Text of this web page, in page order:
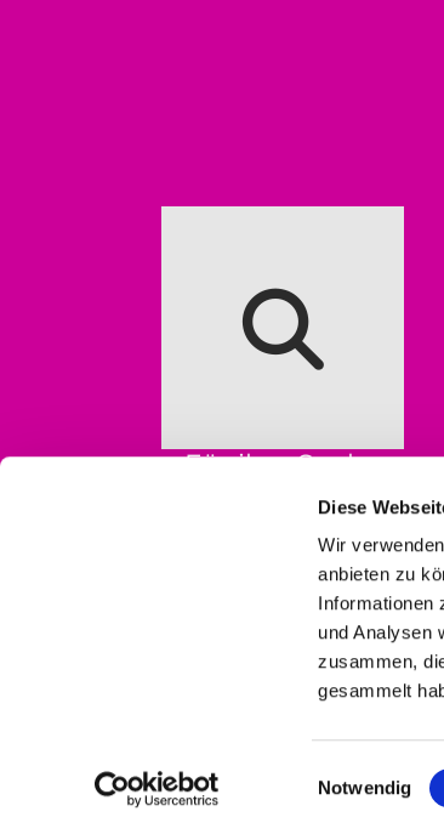
Diese
Wir
anbieten zu
Informationen
und Analysen
zusammen,
gesammelt
Notwendig
Für ihre Suche